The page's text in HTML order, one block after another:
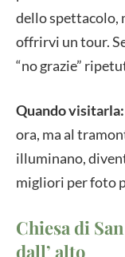
dello spettacolo,
offrirvi un tour.
“no grazie”
Quando visitarla:
ora, ma al
illuminano,
migliori per foto
Chiesa di
dall’ alto